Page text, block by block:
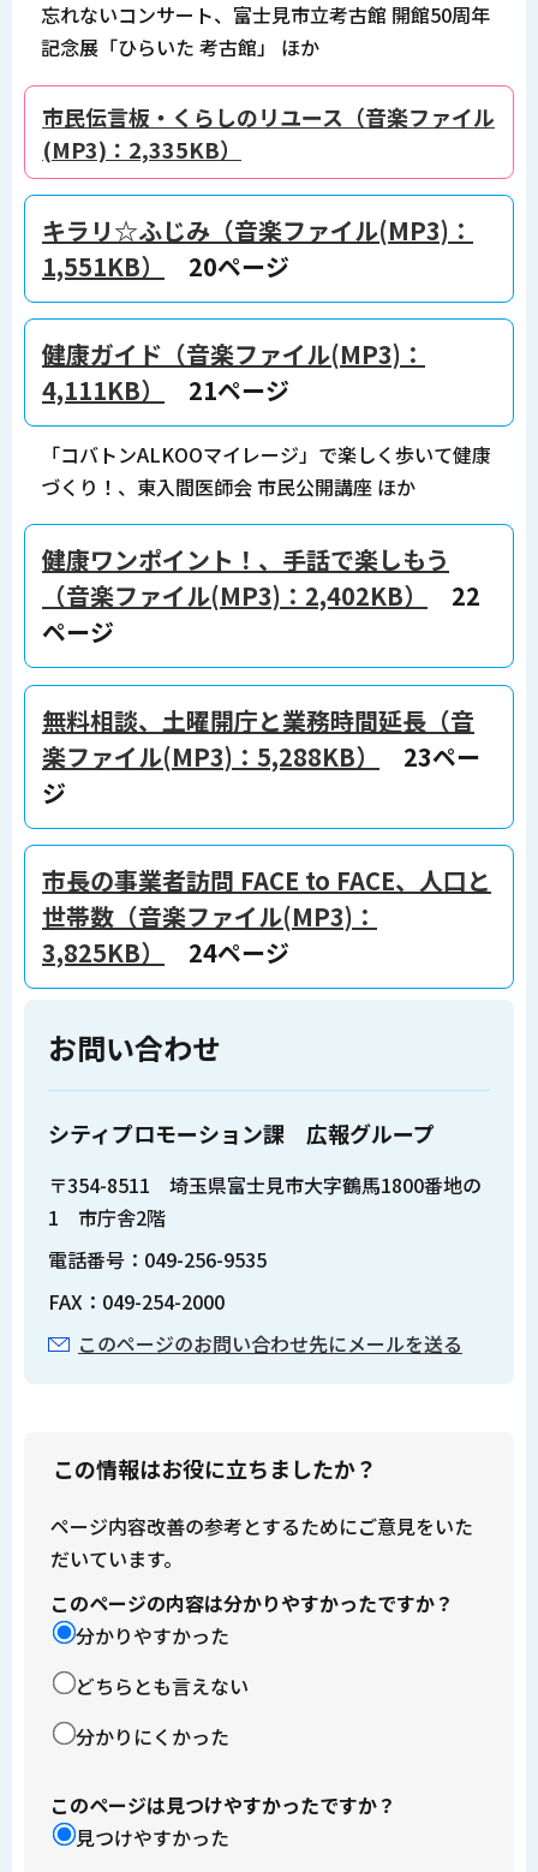
忘れないコンサート、富士見市立考古館 開館50周年
記念展「ひらいた 考古館」 ほか
市民伝言板・くらしのリユース（音楽ファイル
(MP3)：2,335KB）
キラリ☆ふじみ（音楽ファイル(MP3)：
1,551KB）
20ページ
健康ガイド（音楽ファイル(MP3)：
4,111KB）
21ページ
「コバトンALKOOマイレージ」で楽しく歩いて健康
づくり！、東入間医師会 市民公開講座 ほか
健康ワンポイント！、手話で楽しもう
（音楽ファイル(MP3)：2,402KB）
22
ページ
無料相談、土曜開庁と業務時間延長（音
楽ファイル(MP3)：5,288KB）
23ペー
ジ
市長の事業者訪問 FACE to FACE、人口と
世帯数（音楽ファイル(MP3)：
3,825KB）
24ページ
お問い合わせ
シティプロモーション課 広報グループ
〒354-8511 埼玉県富士見市大字鶴馬1800番地の
1 市庁舎2階
電話番号：049-256-9535
FAX：049-254-2000
このページのお問い合わせ先にメールを送る
この情報はお役に立ちましたか？
ページ内容改善の参考とするためにご意見をいた
だいています。
このページの内容は分かりやすかったですか？
分かりやすかった
どちらとも言えない
分かりにくかった
このページは見つけやすかったですか？
見つけやすかった